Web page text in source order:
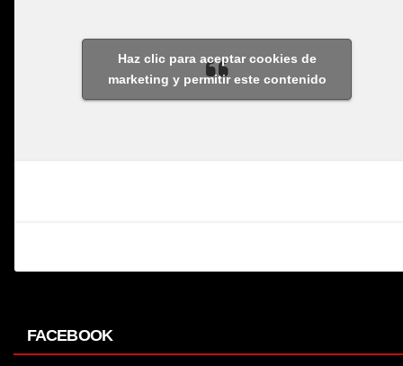
Haz clic para aceptar cookies de
marketing y permitir este contenido
FACEBOOK